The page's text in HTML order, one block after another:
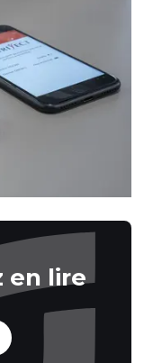
en lire